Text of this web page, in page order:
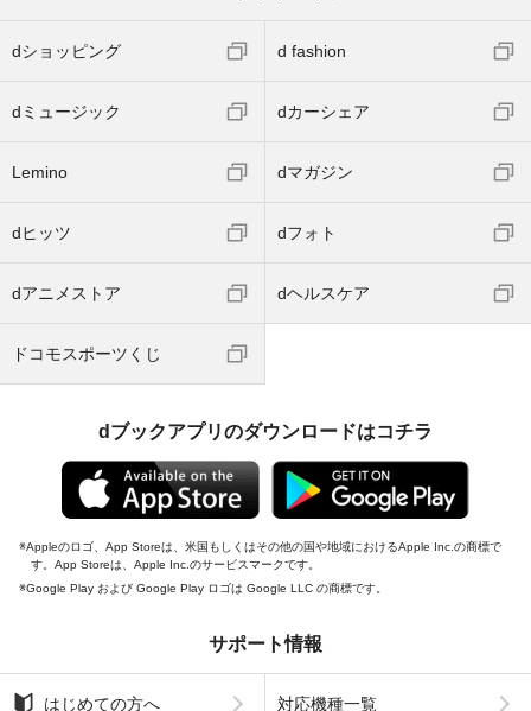
dショッピング d fashion
dミュージック dカーシェア
Lemino dマガジン
dヒッツ dフォト
dアニメストア dヘルスケア
ドコモスポーツくじ
dブックアプリのダウンロードはコチラ
Appleのロゴ、App Storeは、米国もしくはその他の国や地域におけるApple Inc.の商標で
す。App Storeは、Apple Inc.のサービスマークです。
Google Play および Google Play ロゴは Google LLC の商標です。
サポート情報
はじめての方へ 対応機種一覧